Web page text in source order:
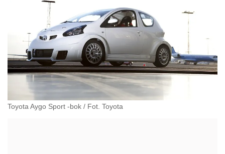
Toyota Aygo Sport -bok / Fot. Toyota